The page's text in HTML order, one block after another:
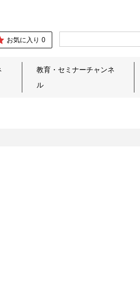
お気に入り 0
教育・セミナーチャンネ
ル